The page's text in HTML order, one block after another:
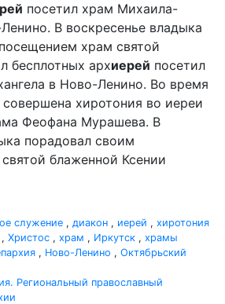
посетил храм Михаила-
В воскресенье владыка
храм святой
бесплотных архиерей посетил
в Ново-Ленино. Во время
хиротония во иереи
Феофана Мурашева. В
порадовал своим
блаженной Ксении
служение , диакон , иерей , хиротония
, Христос , храм , Иркутск , храмы
, Ново-Ленино , Октябрьский
Региональный православный